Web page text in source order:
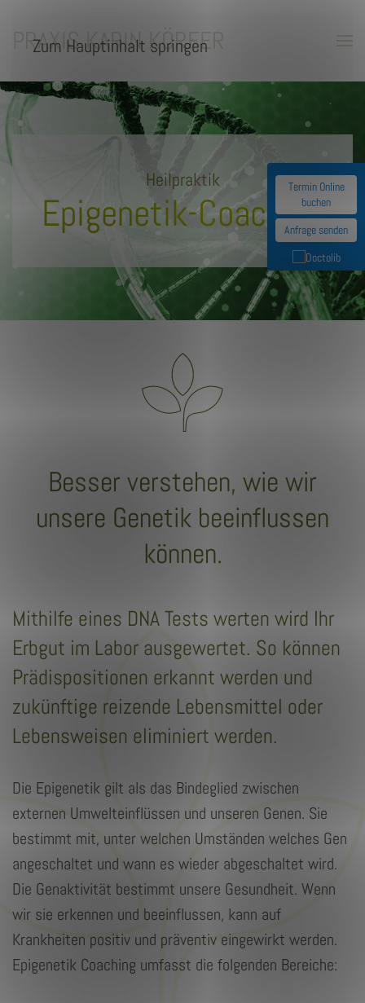
Zum Hauptinhalt springen
PRAXIS KARIN KÖRFER
Heilpraktik
Epigenetik-Coaching
Besser verstehen, wie wir
unsere Genetik beeinflussen
können.
Mithilfe eines DNA Tests werten wird Ihr
Erbgut im Labor ausgewertet. So können
Prädispositionen erkannt werden und
zukünftige reizende Lebensmittel oder
Lebensweisen eliminiert werden.
Die Epigenetik gilt als das Bindeglied zwischen
externen Umwelteinflüssen und unseren Genen. Sie
bestimmt mit, unter welchen Umständen welches Gen
angeschaltet und wann es wieder abgeschaltet wird.
Die Genaktivität bestimmt unsere Gesundheit. Wenn
wir sie erkennen und beeinflussen, kann auf
Krankheiten positiv und präventiv eingewirkt werden.
Epigenetik Coaching umfasst die folgenden Bereiche:
Termin Online
buchen
Anfrage senden